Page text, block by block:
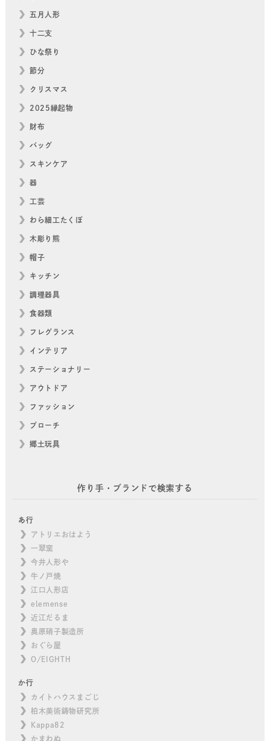
五月人形
十二支
ひな祭り
節分
クリスマス
2025縁起物
財布
バッグ
スキンケア
器
工芸
わら細工たくぼ
木彫り熊
帽子
キッチン
調理器具
食器類
フレグランス
インテリア
ステーショナリー
アウトドア
ファッション
ブローチ
郷土玩具
作り手・ブランドで検索する
あ行
アトリエおはよう
一翠窯
今井人形や
牛ノ戸焼
江口人形店
elemense
近江だるま
奥原硝子製造所
おぐら屋
O/EIGHTH
か行
カイトハウスまごじ
柏木美術鋳物研究所
Kappa82
かまわぬ